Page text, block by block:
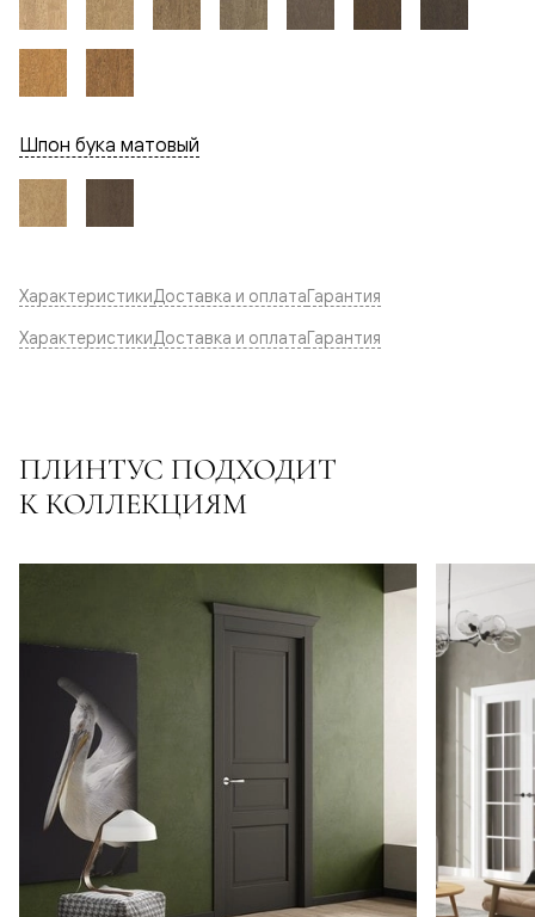
Шпон бука матовый
ХарактеристикиДоставка и оплатаГарантия
ХарактеристикиДоставка и оплатаГарантия
ПЛИНТУС ПОДХОДИТ
К КОЛЛЕКЦИЯМ